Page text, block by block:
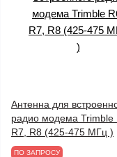
Антенна для
радио модема Trimble
R7, R8 (425-475 МГц )
ПО ЗАПРОСУ